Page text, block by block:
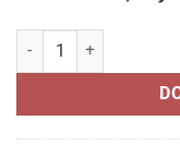
LACALUT Baby pasta